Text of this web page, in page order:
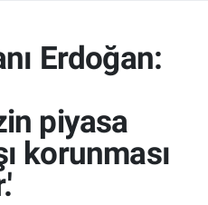
Erdoğan:
piyasa
korunması